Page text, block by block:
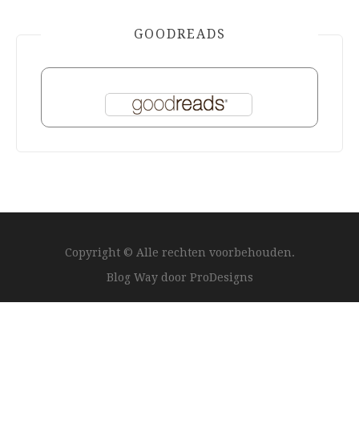
GOODREADS
Copyright © Alle rechten voorbehouden.
Blog Way door ProDesigns